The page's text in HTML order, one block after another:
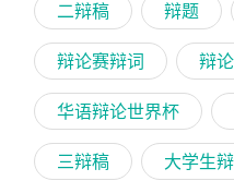
二辩稿 辩题
辩论赛辩词 辩
华语辩论世界杯
三辩稿 大学生